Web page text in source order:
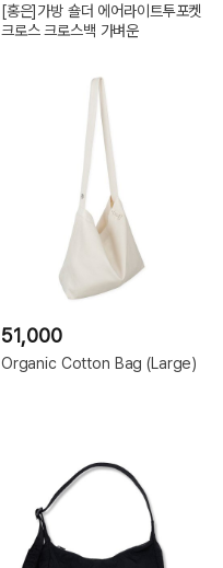
[홍은]가방 숄더 에어라이트투포켓
크로스 크로스백 가벼운
51,000
Organic Cotton Bag (Large)